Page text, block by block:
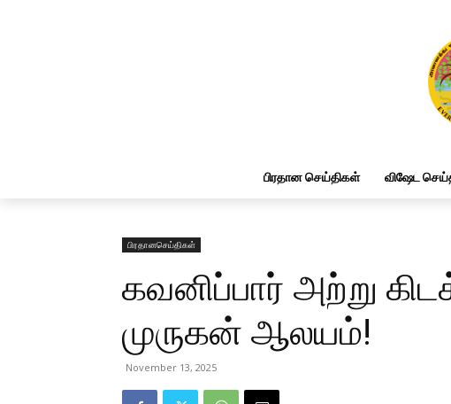
பிரதான செய்திகள் விஷேட
பிரதானசெய்திகள்
கவனிப்பார் அற்று
முருகன் ஆலயம்!
November 13, 2025